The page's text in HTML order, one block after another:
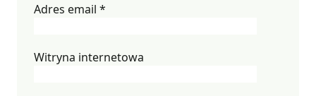
Adres email *
Witryna internetowa